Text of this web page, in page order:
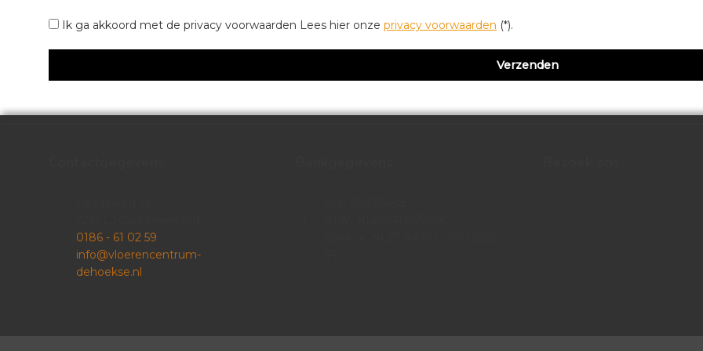
Ik ga akkoord met de privacy voorwaarden Lees hier onze privacy voorwaarden (*).
0186 - 61 02 59
info@vloerencentrum-
dehoekse.nl